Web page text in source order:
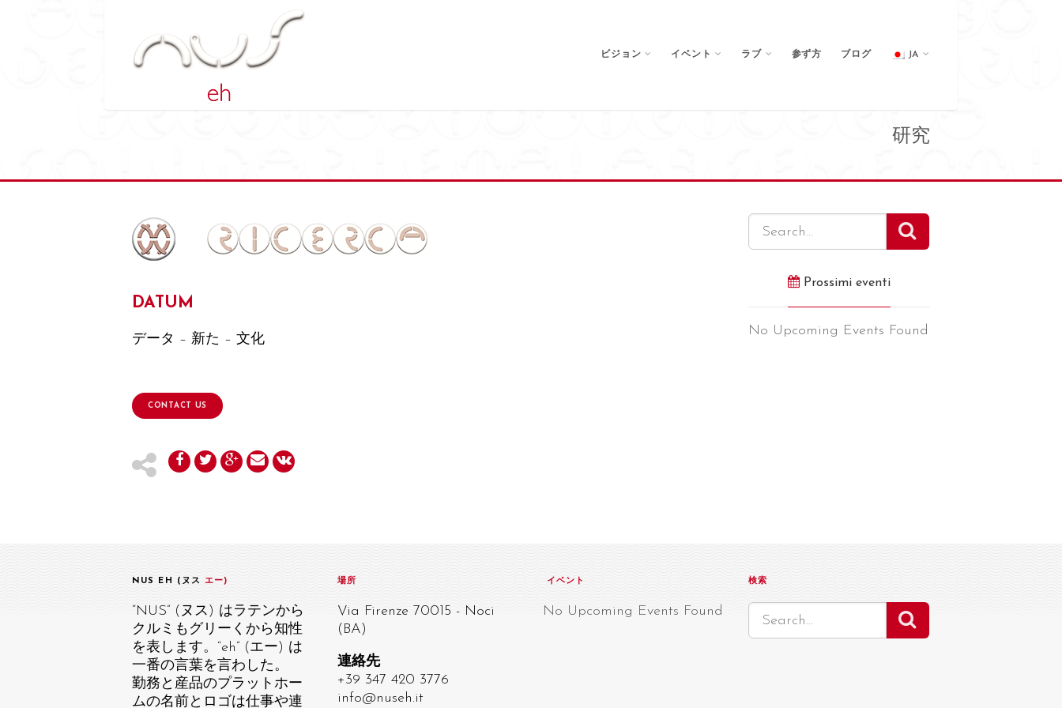
ビジョン イベント ラブ 参ず方 ブログ JA
研究
DATUM
データ – 新た – 文化
CONTACT US
Prossimi eventi
No Upcoming Events Found
NUS EH (ヌスエー)
“NUS” (ヌス) はラテンから
クルミもグリーくから知性
を表します。“eh” (エー) は
一番の言葉を言わした。
勤務と産品のプラットホー
ムの名前とロゴは仕事や連
場所
Via Firenze 70015 - Noci
(BA)
連絡先
+39 347 420 3776
info@nuseh.it
イベント
No Upcoming Events Found
検索